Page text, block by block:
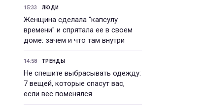
15:33 ЛЮДИ
Женщина сделала "капсулу
времени" и спрятала ее в своем
доме: зачем и что там внутри
14:58 ТРЕНДЫ
Не спешите выбрасывать одежду:
7 вещей, которые спасут вас,
если вес поменялся